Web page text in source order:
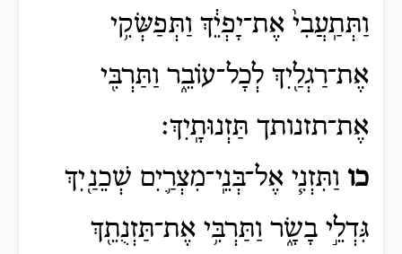
וַתְּתַֽעֲבִי֙ אֶת־יָפְיֵ֔ךְ וַתְּפַשְּׂקִ֥י
אֶת־רַגְלַ֖יִךְ לְכָל־עוֹבֵ֑ר וַתַּרְבִּ֖י
אֶת־תזנותך תַּזְנוּתָֽיִךְ׃
כו וַתִּזְנִ֧י אֶל־בְּנֵֽי־מִצְרַ֛יִם שְׁכֵנַ֖יִךְ
גִּדְלֵ֣י בָשָׂ֑ר וַתַּרְבִּ֥י אֶת־תַּזְנֻתֵ֖ךְ